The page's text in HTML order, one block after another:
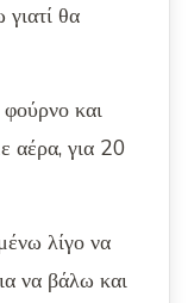
γιατί θα
και
αέρα, για 20
λίγο να
να βάλω και